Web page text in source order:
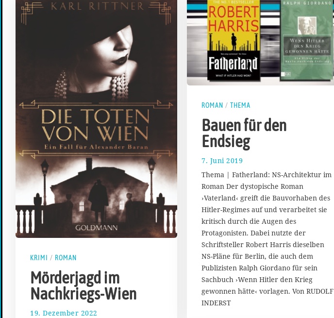
KRIMI / ROMAN
Mörderjagd im
Nachkriegs-Wien
19. Dezember 2022
ROMAN / THEMA
Bauen für den
Endsieg
7. Juni 2019
0
.
J
u
n
i
0
1
9
Thema | Fatherland: NS-Architektur im
Roman Der dystopische Roman
›Vaterland‹ greift die Bauvorhaben des
Hitler-Regimes auf und verarbeitet sie
kritisch durch die Augen des
Protagonisten. Dabei nutzte der
Schriftsteller Robert Harris dieselben
NS-Pläne für Berlin, die auch dem
Publizisten Ralph Giordano für sein
Sachbuch ›Wenn Hitler den Krieg
gewonnen hätte‹ vorlagen. Von RUDOLF
INDERST